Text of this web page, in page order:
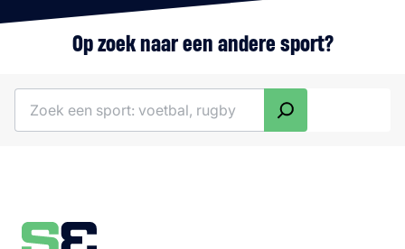
Op zoek naar een andere sport?